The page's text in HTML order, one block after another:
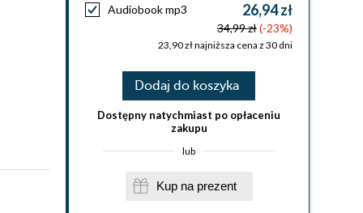
Audiobook mp3 26,94 zł
34,99 zł(-23%)
23,90 zł najniższa cena z 30 dni
Dodaj do koszyka
Dostępny natychmiast po opłaceniu
zakupu
lub
Kup na prezent